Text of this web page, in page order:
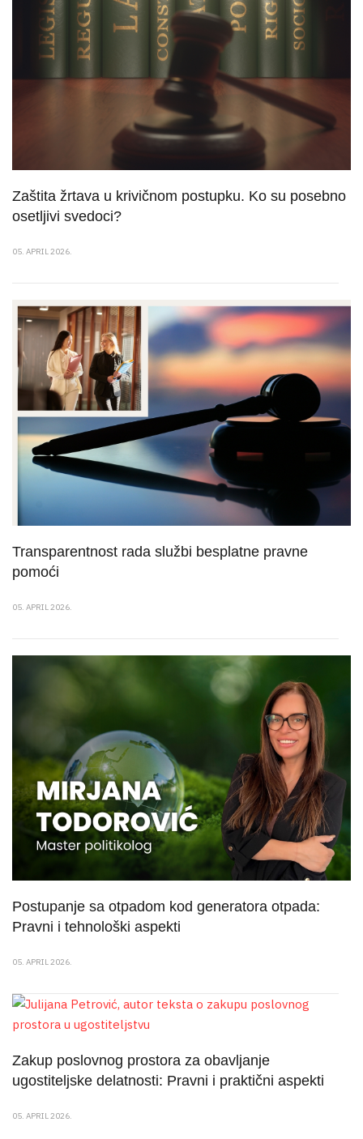
Zaštita žrtava u krivičnom postupku. Ko su posebno
osetljivi svedoci?
05. APRIL 2026.
Transparentnost rada službi besplatne pravne
pomoći
05. APRIL 2026.
Postupanje sa otpadom kod generatora otpada:
Pravni i tehnološki aspekti
05. APRIL 2026.
Zakup poslovnog prostora za obavljanje
ugostiteljske delatnosti: Pravni i praktični aspekti
05. APRIL 2026.